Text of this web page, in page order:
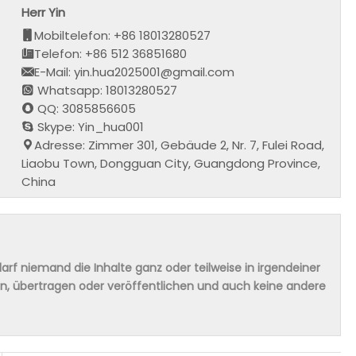
Herr Yin
Mobiltelefon: +86 18013280527
Telefon: +86 512 36851680
E-Mail: yin.hua2025001@gmail.com
Whatsapp: 18013280527
QQ: 3085856605
Skype: Yin_hua001
Adresse: Zimmer 301, Gebäude 2, Nr. 7, Fulei Road,
Liaobu Town, Dongguan City, Guangdong Province,
China
niemand die Inhalte ganz oder teilweise in irgendeiner
übertragen oder veröffentlichen und auch keine andere